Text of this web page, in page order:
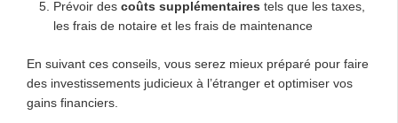
Prévoir des coûts supplémentaires tels que les taxes,
les frais de notaire et les frais de maintenance
En suivant ces conseils, vous serez mieux préparé pour faire
des investissements judicieux à l’étranger et optimiser vos
gains financiers.